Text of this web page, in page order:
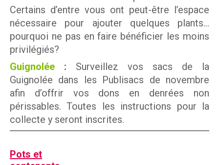
Certains d’entre vous ont peut-être l’espace
nécessaire pour ajouter quelques plants…
pourquoi ne pas en faire bénéficier les moins
privilégiés?
Guignolée : Surveillez vos sacs de la
Guignolée dans les Publisacs de novembre
afin d’offrir vos dons en denrées non
périssables. Toutes les instructions pour la
collecte y seront inscrites.
Pots et